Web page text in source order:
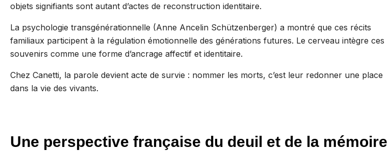
objets signifiants sont autant d’actes de reconstruction identitaire.
La psychologie transgénérationnelle (Anne Ancelin Schützenberger) a montré que ces récits
familiaux participent à la régulation émotionnelle des générations futures. Le cerveau intègre ces
souvenirs comme une forme d’ancrage affectif et identitaire.
Chez Canetti, la parole devient acte de survie : nommer les morts, c’est leur redonner une place
dans la vie des vivants.
Une perspective française du deuil et de la mémoire